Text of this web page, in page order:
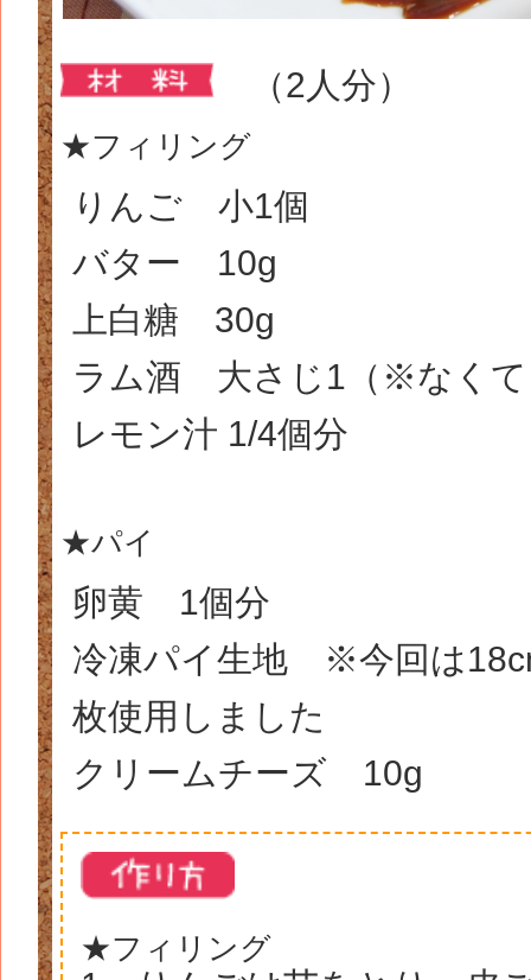
（2人分）
★フィリング
りんご 小1個
バター 10g
上白糖 30g
ラム酒 大さじ1（※なくて
レモン汁 1/4個分
★パイ
卵黄 1個分
冷凍パイ生地 ※今回は
枚使用しました
クリームチーズ 10g
★フィリング